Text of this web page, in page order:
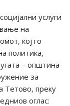
услуги
на
кој го
политика,
– општина
за
Тетово, преку
оглас: